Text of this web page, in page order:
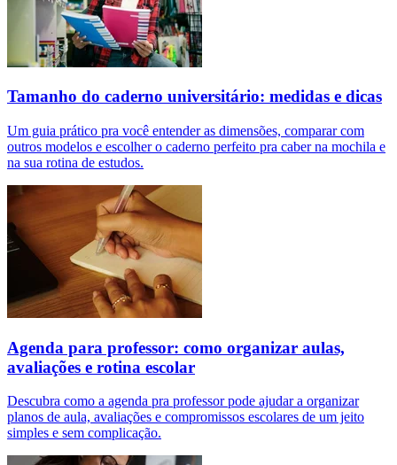
Tamanho do caderno universitário: medidas e dicas
Um guia prático pra você entender as dimensões, comparar com
outros modelos e escolher o caderno perfeito pra caber na mochila e
na sua rotina de estudos.
Agenda para professor: como organizar aulas,
avaliações e rotina escolar
Descubra como a agenda pra professor pode ajudar a organizar
planos de aula, avaliações e compromissos escolares de um jeito
simples e sem complicação.